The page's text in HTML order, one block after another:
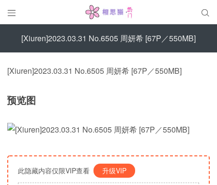
 
[Xiuren]2023.03.31 No.6505 周妍希 [67P／550MB]
[Xiuren]2023.03.31 No.6505 周妍希 [67P／550MB]
预览图
此隐藏内容仅限VIP查看 升级VIP